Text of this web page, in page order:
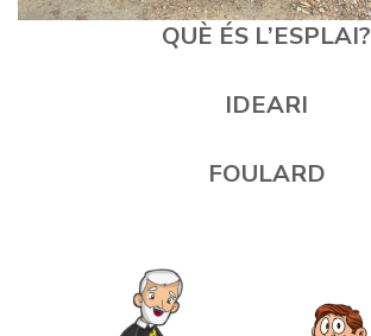
QUÈ ÉS L’ESPLAI?
IDEARI
FOULARD